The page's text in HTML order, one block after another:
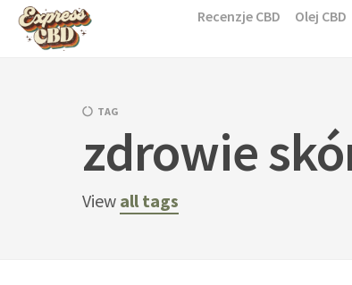
Skip
Recenzje CBD Olej CBD
TAG
zdrowie
View all tags